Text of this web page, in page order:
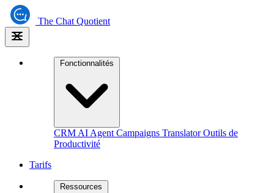
The Chat Quotient
Fonctionnalités
CRM AI Agent Campaigns TranslatorOutils de
Productivité
Tarifs
Ressources